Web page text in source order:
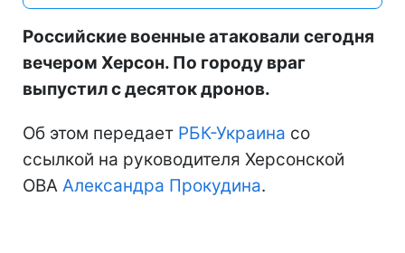
Российские военные атаковали сегодня
вечером Херсон. По городу враг
выпустил с десяток дронов.
Об этом передает РБК-Украина со
ссылкой на руководителя Херсонской
ОВА Александра Прокудина.